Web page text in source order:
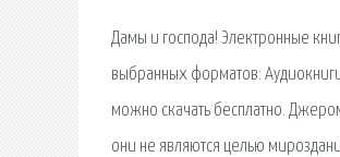
Дамы и господа! Электронные
выбранных форматов:
можно скачать бесплатно.
они не являются целью